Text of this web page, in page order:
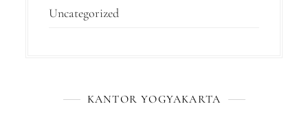
Uncategorized
KANTOR YOGYAKARTA